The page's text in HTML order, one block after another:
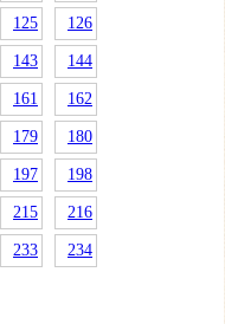
125 126
143 144
161 162
179 180
197 198
215 216
233 234